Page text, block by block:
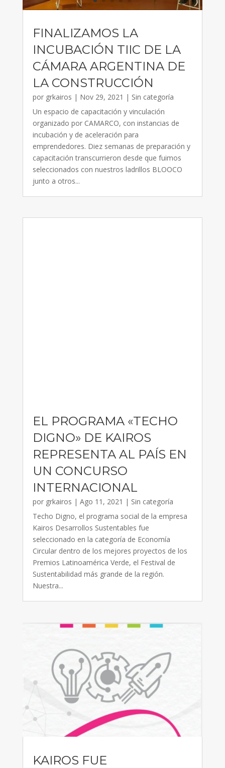
FINALIZAMOS LA
INCUBACIÓN TIIC DE LA
CÁMARA ARGENTINA DE
LA CONSTRUCCIÓN
por grkairos | Nov 29, 2021 | Sin categoría
Un espacio de capacitación y vinculación
organizado por CAMARCO, con instancias de
incubación y de aceleración para
emprendedores. Diez semanas de preparación y
capacitación transcurrieron desde que fuimos
seleccionados con nuestros ladrillos BLOOCO
junto a otros...
EL PROGRAMA «TECHO
DIGNO» DE KAIROS
REPRESENTA AL PAÍS EN
UN CONCURSO
INTERNACIONAL
por grkairos | Ago 11, 2021 | Sin categoría
Techo Digno, el programa social de la empresa
Kairos Desarrollos Sustentables fue
seleccionado en la categoría de Economía
Circular dentro de los mejores proyectos de los
Premios Latinoamérica Verde, el Festival de
Sustentabilidad más grande de la región.
Nuestra...
KAIROS FUE